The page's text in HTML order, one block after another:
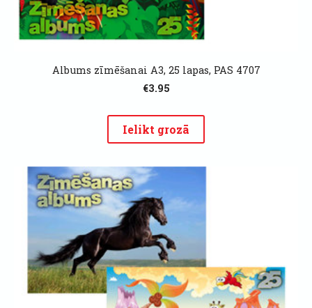
Albums zīmēšanai A3, 25 lapas, PAS 4707
€3.95
Ielikt grozā